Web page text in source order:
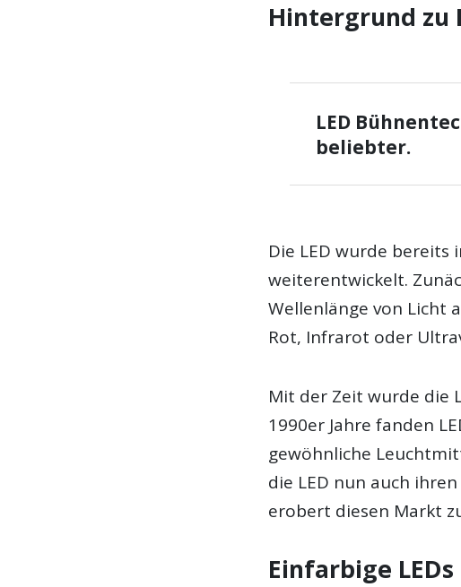
Hintergrund zu
LED
beliebter.
Die LED wurde bereits
weiterentwickelt.
Wellenlänge von Licht
Rot, Infrarot oder
Mit der Zeit wurde die
1990er Jahre fanden
gewöhnliche
die LED nun auch
erobert diesen Markt
Einfarbige LEDs